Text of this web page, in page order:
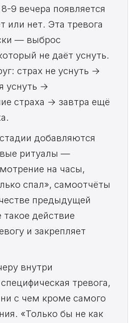
9 вечера появляется
или нет. Эта тревога
— выброс
не даёт уснуть.
страх не уснуть →
уснуть →
страха → завтра ещё
добавляются
ритуалы —
на часы,
спал», самоотчёты
предыдущей
действие
и закрепляет
внутри
тревога,
ни с чем кроме самого
«Только бы не как